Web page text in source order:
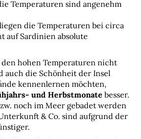
Temperaturen sind angenehm
die Temperaturen bei circa
auf Sardinien absolute
hohen Temperaturen nicht
auch die Schönheit der Insel
kennenlernen möchten,
und Herbstmonate besser.
noch im Meer gebadet werden
& Co. sind aufgrund der